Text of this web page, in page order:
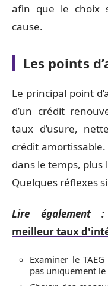
afin que le choix
cause.
Les points
Le principal point
d’un crédit
taux d’usure,
crédit
dans le temps, plus
Quelques réflexes
Lire également :
meilleur taux
Examiner le
pas uniquement